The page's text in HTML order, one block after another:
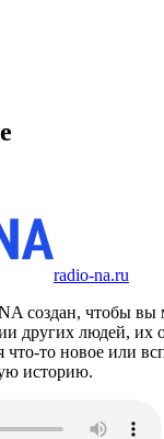
radio-na.ru
создан, чтобы вы
других людей, их
что-то новое или
историю.